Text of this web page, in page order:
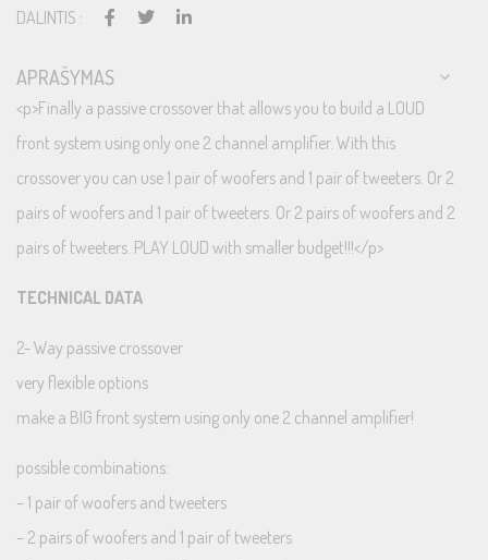
DALINTIS :
APRAŠYMAS
<p>Finally a passive crossover that allows you to build a LOUD
front system using only one 2 channel amplifier. With this
crossover you can use 1 pair of woofers and 1 pair of tweeters. Or 2
pairs of woofers and 1 pair of tweeters. Or 2 pairs of woofers and 2
pairs of tweeters. PLAY LOUD with smaller budget!!!</p>
TECHNICAL DATA
2- Way passive crossover
very flexible options
make a BIG front system using only one 2 channel amplifier!
possible combinations:
– 1 pair of woofers and tweeters
– 2 pairs of woofers and 1 pair of tweeters